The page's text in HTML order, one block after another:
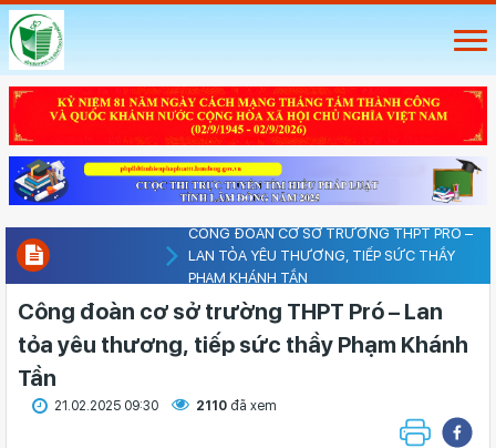
CÔNG ĐOÀN CƠ SỞ TRƯỜNG THPT PRÓ –
LAN TỎA YÊU THƯƠNG, TIẾP SỨC THẦY
PHẠM KHÁNH TẦN
Công đoàn cơ sở trường THPT Pró – Lan
tỏa yêu thương, tiếp sức thầy Phạm Khánh
Tần
21.02.2025 09:30 2110 đã xem